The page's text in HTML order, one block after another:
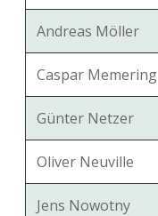
Andreas Möller
Caspar Memering
Günter Netzer
Oliver Neuville
Jens Nowotny